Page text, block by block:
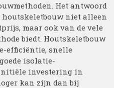
Het antwoord
houtskeletbouw niet alleen
maar ook van de vele
biedt. Houtskeletbouw
efficiëntie, snelle
isolatie-
investering in
kan zijn dan bij